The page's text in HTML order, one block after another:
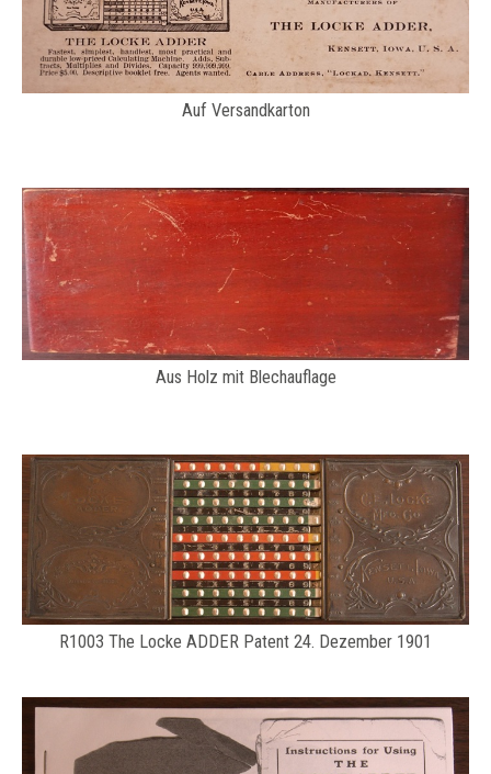
Auf Versandkarton
Aus Holz mit Blechauflage
​R1003 The Locke ADDER Patent 24. Dezember 1901